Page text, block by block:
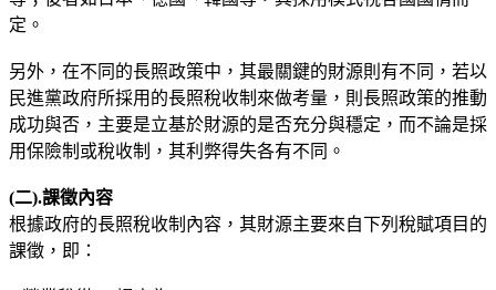
定。
另外，在不同的長照政策中，其最關鍵的財源則有不同，若以
民進黨政府所採用的長照稅收制來做考量，則長照政策的推動
成功與否，主要是立基於財源的是否充分與穩定，而不論是採
用保險制或稅收制，其利弊得失各有不同。
(二).課徵內容
根據政府的長照稅收制內容，其財源主要來自下列稅賦項目的
課徵，即：